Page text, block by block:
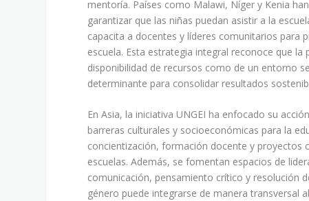
mentoría. Países como Malawi, Níger y Kenia
garantizar que las niñas puedan asistir a la
capacita a docentes y líderes comunitarios para
escuela. Esta estrategia integral reconoce que
disponibilidad de recursos como de un entorno
determinante para consolidar resultados
En Asia, la iniciativa UNGEI ha enfocado su
barreras culturales y socioeconómicas para la
concientización, formación docente y proyectos
escuelas. Además, se fomentan espacios de
comunicación, pensamiento crítico y resolución
género puede integrarse de manera transversal